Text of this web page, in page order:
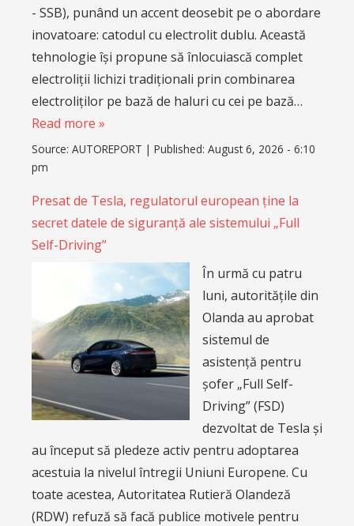
- SSB), punând un accent deosebit pe o abordare
inovatoare: catodul cu electrolit dublu. Această
tehnologie își propune să înlocuiască complet
electroliții lichizi tradiționali prin combinarea
electroliților pe bază de haluri cu cei pe bază…
Read more »
Source: AUTOREPORT | Published: August 6, 2026 - 6:10
pm
Presat de Tesla, regulatorul european ține la
secret datele de siguranță ale sistemului „Full
Self-Driving”
În urmă cu patru
luni, autoritățile din
Olanda au aprobat
sistemul de
asistență pentru
șofer „Full Self-
Driving” (FSD)
dezvoltat de Tesla și
au început să pledeze activ pentru adoptarea
acestuia la nivelul întregii Uniuni Europene. Cu
toate acestea, Autoritatea Rutieră Olandeză
(RDW) refuză să facă publice motivele pentru